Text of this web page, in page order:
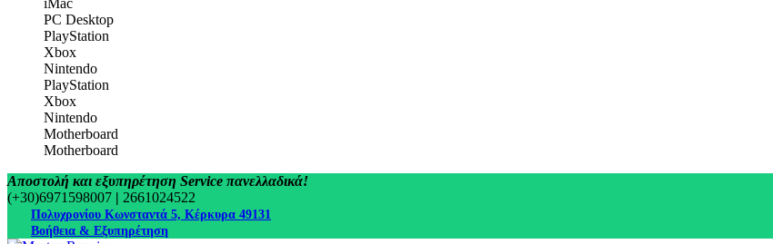
iMac
PC Desktop
PlayStation
Xbox
Nintendo
PlayStation
Xbox
Nintendo
Motherboard
Motherboard
Αποστολή και εξυπηρέτηση Service πανελλαδικά!
(+30)6971598007 | 2661024522
Πολυχρονίου Κωνσταντά 5, Κέρκυρα 49131
Βοήθεια & Εξυπηρέτηση